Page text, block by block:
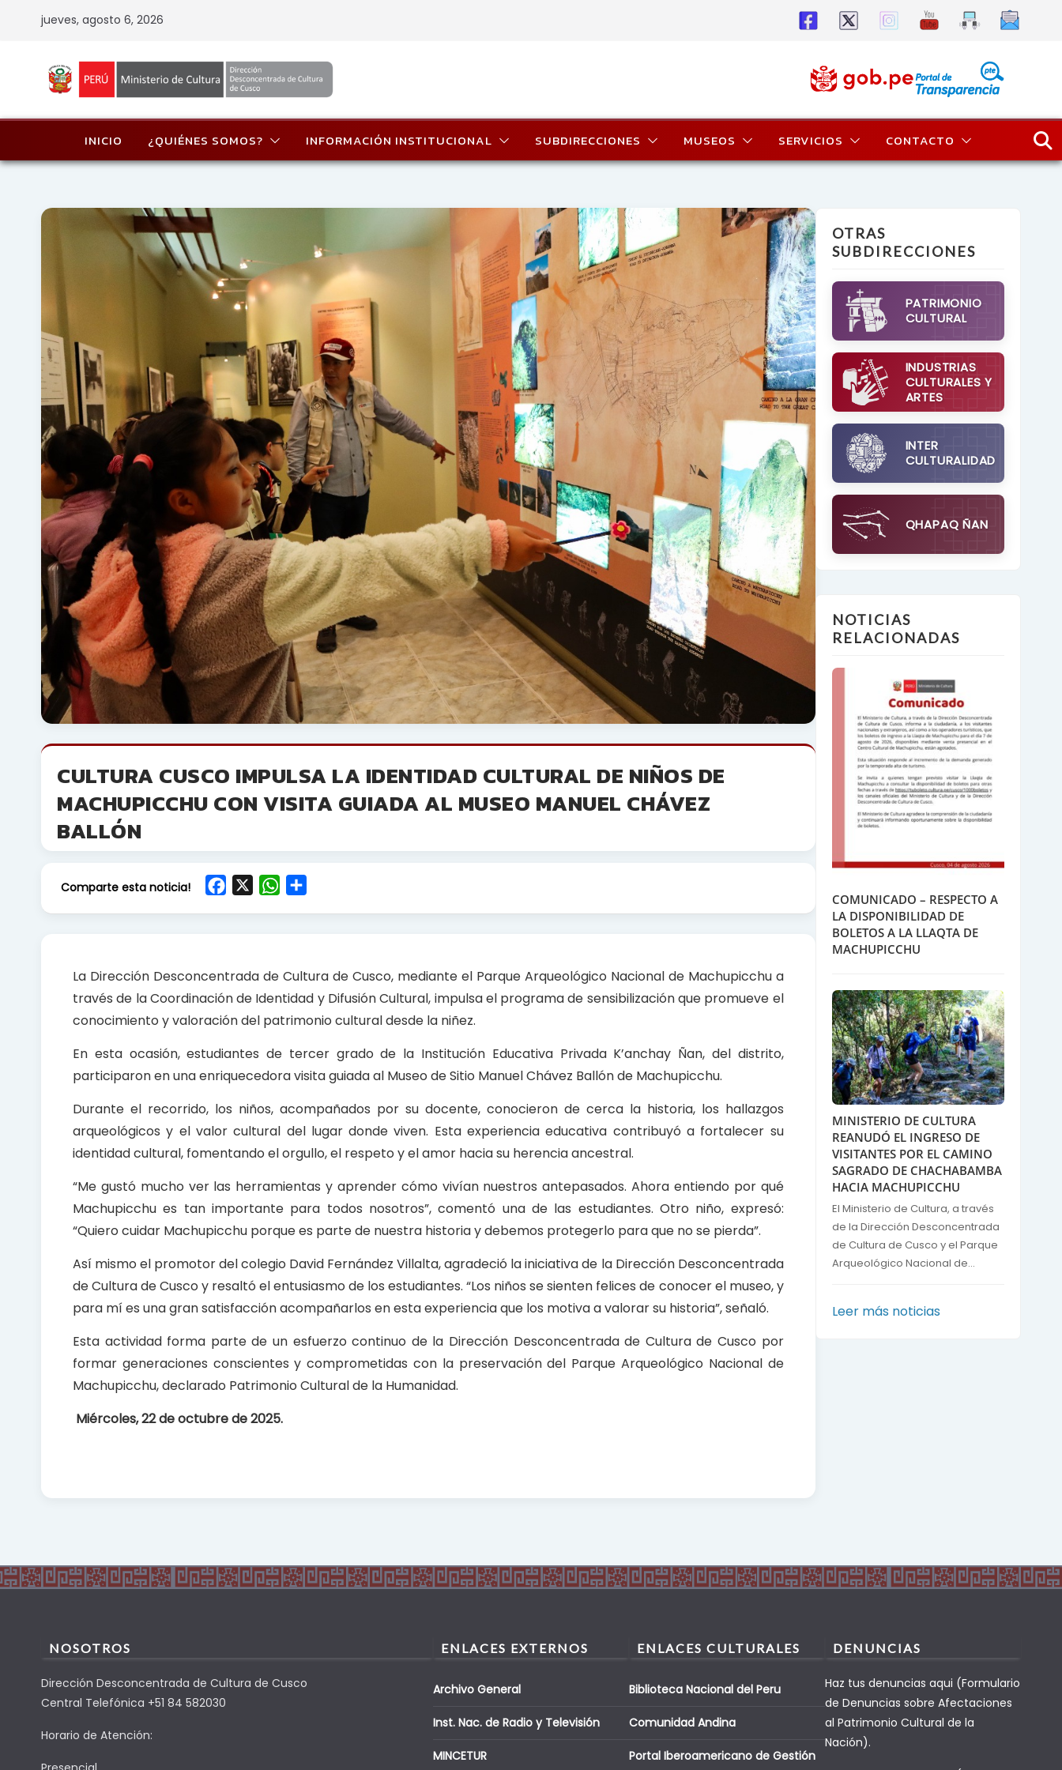
jueves, agosto 6, 2026
INICIO ¿QUIÉNES SOMOS? INFORMACIÓN INSTITUCIONAL SUBDIRECCIONES MUSEOS SERVICIOS CONTACTO
CULTURA CUSCO IMPULSA LA IDENTIDAD CULTURAL DE NIÑOS DE
MACHUPICCHU CON VISITA GUIADA AL MUSEO MANUEL CHÁVEZ
BALLÓN
Comparte esta noticia!
o
k
W
p
p
La Dirección Desconcentrada de Cultura de Cusco, mediante el Parque Arqueológico Nacional de Machupicchu a
través de la Coordinación de Identidad y Difusión Cultural, impulsa el programa de sensibilización que promueve el
conocimiento y valoración del patrimonio cultural desde la niñez.
En esta ocasión, estudiantes de tercer grado de la Institución Educativa Privada K’anchay Ñan, del distrito,
participaron en una enriquecedora visita guiada al Museo de Sitio Manuel Chávez Ballón de Machupicchu.
Durante el recorrido, los niños, acompañados por su docente, conocieron de cerca la historia, los hallazgos
arqueológicos y el valor cultural del lugar donde viven. Esta experiencia educativa contribuyó a fortalecer su
identidad cultural, fomentando el orgullo, el respeto y el amor hacia su herencia ancestral.
“Me gustó mucho ver las herramientas y aprender cómo vivían nuestros antepasados. Ahora entiendo por qué
Machupicchu es tan importante para todos nosotros”, comentó una de las estudiantes. Otro niño, expresó:
“Quiero cuidar Machupicchu porque es parte de nuestra historia y debemos protegerlo para que no se pierda”.
Así mismo el promotor del colegio David Fernández Villalta, agradeció la iniciativa de la Dirección Desconcentrada
de Cultura de Cusco y resaltó el entusiasmo de los estudiantes. “Los niños se sienten felices de conocer el museo, y
para mí es una gran satisfacción acompañarlos en esta experiencia que los motiva a valorar su historia”, señaló.
Esta actividad forma parte de un esfuerzo continuo de la Dirección Desconcentrada de Cultura de Cusco por
formar generaciones conscientes y comprometidas con la preservación del Parque Arqueológico Nacional de
Machupicchu, declarado Patrimonio Cultural de la Humanidad.
Miércoles,22 de octubre de 2025.
OTRAS
SUBDIRECCIONES
PATRIMONIO
CULTURAL
INDUSTRIAS
CULTURALES Y
ARTES
INTER
CULTURALIDAD
QHAPAQ ÑAN
NOTICIAS
RELACIONADAS
COMUNICADO – RESPECTO A
LA DISPONIBILIDAD DE
BOLETOS A LA LLAQTA DE
MACHUPICCHU
MINISTERIO DE CULTURA
REANUDÓ EL INGRESO DE
VISITANTES POR EL CAMINO
SAGRADO DE CHACHABAMBA
HACIA MACHUPICCHU
El Ministerio de Cultura, a través
de la Dirección Desconcentrada
de Cultura de Cusco y el Parque
Arqueológico Nacional de...
Leer más noticias
NOSOTROS
Dirección Desconcentrada de Cultura de Cusco
Central Telefónica +51 84 582030
Horario de Atención:
ENLACES EXTERNOS
Archivo General
Inst. Nac. de Radio y Televisión
MINCETUR
ENLACES CULTURALES
Biblioteca Nacional del Peru
Comunidad Andina
Portal Iberoamericano de Gestión
DENUNCIAS
Haz tus denuncias aqui (Formulario
de Denuncias sobre Afectaciones
al Patrimonio Cultural de la
Nación).